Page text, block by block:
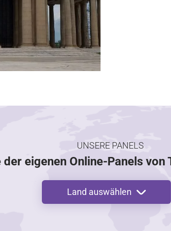
UNSERE PANELS
der eigenen Online-Panels von
Land auswählen